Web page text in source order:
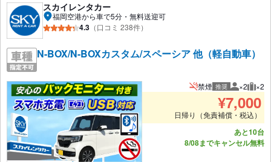
スカイレンタカー
福岡空港から車で5分・無料送迎可
4.3 （口コミ 238件）
N-BOX/N-BOXカスタム/スペーシア 他（軽自動車）
禁煙 推奨 推奨人数
×2 推
×2
¥7,000
日帰り（免責補償・税込）
あと10台
8/08までキャンセル無料